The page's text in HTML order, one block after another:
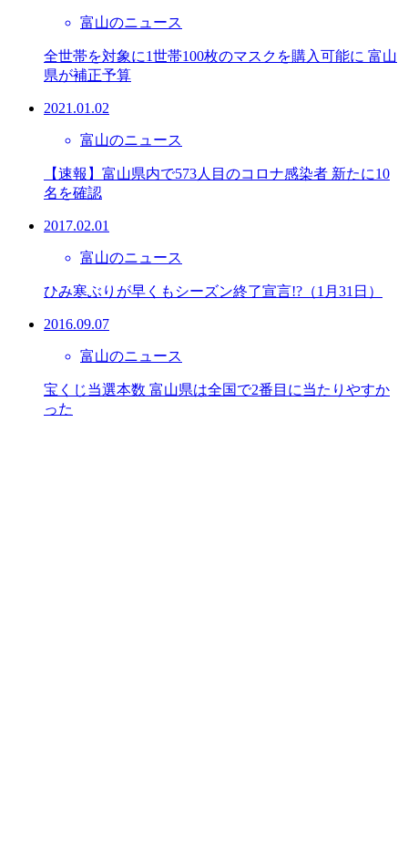
富山のニュース
全世帯を対象に1世帯100枚のマスクを購入可能に 富山
県が補正予算
2021.01.02
富山のニュース
【速報】富山県内で573人目のコロナ感染者 新たに10
名を確認
2017.02.01
富山のニュース
ひみ寒ぶりが早くもシーズン終了宣言!?（1月31日）
2016.09.07
富山のニュース
宝くじ当選本数 富山県は全国で2番目に当たりやすか
った